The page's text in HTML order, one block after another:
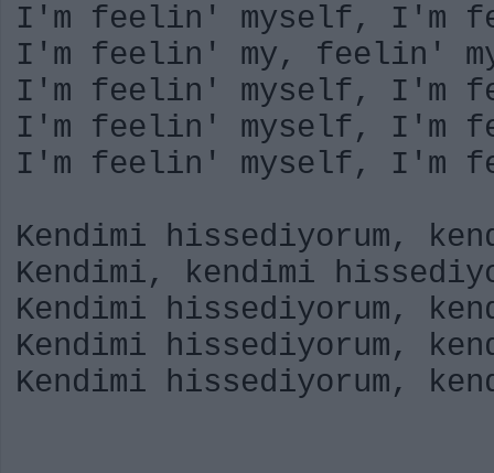
I'm feelin' myself, I'm
I'm feelin' my, feelin'
I'm feelin' myself, I'm
I'm feelin' myself, I'm
I'm feelin' myself, I'm
Kendimi hissediyorum,
Kendimi, kendimi
Kendimi hissediyorum,
Kendimi hissediyorum,
Kendimi hissediyorum,